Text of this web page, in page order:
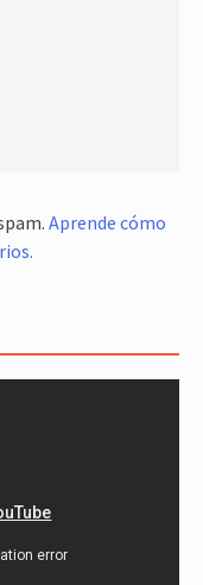
Aprende cómo